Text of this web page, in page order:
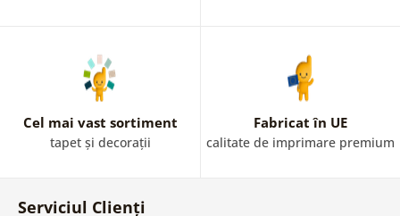
Cel mai vast sortiment
tapet și decorații
Fabricat în UE
calitate de imprimare premium
Serviciul Clienți